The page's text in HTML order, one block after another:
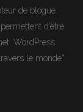
de blogue.
d’être
WordPress
le monde*